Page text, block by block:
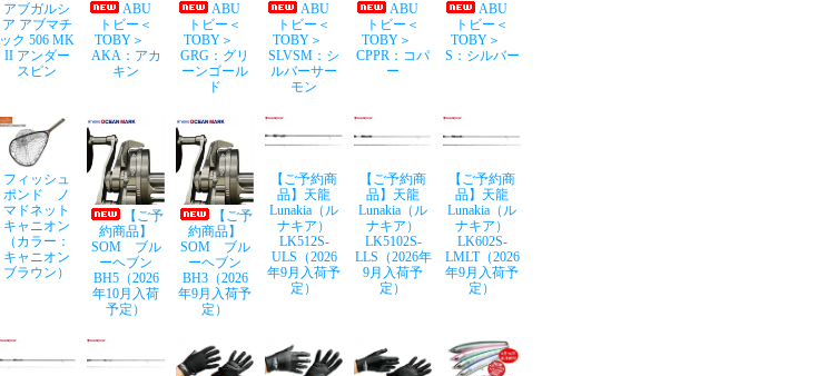
アブガルシ
ア アブマチ
ック 506 MK
II アンダー
スピン
ABU
トビー＜
TOBY＞
AKA：アカ
キン
ABU
トビー＜
TOBY＞
GRG：グリ
ーンゴール
ド
ABU
トビー＜
TOBY＞
SLVSM：シ
ルバーサー
モン
ABU
トビー＜
TOBY＞
CPPR：コパ
ー
ABU
トビー＜
TOBY＞
S：シルバー
フィッシュ
ポンド ノ
マドネット
キャニオン
（カラー：
キャニオン
ブラウン）
【ご予
約商品】
SOM ブル
ーヘブン
BH5（2026
年10月入荷
予定）
【ご予
約商品】
SOM ブル
ーヘブン
BH3（2026
年9月入荷予
定）
【ご予約商
品】天龍
Lunakia（ル
ナキア）
LK512S-
ULS（2026
年9月入荷予
定）
【ご予約商
品】天龍
Lunakia（ル
ナキア）
LK5102S-
LLS（2026年
9月入荷予
定）
【ご予約商
品】天龍
Lunakia（ル
ナキア）
LK602S-
LMLT（2026
年9月入荷予
定）